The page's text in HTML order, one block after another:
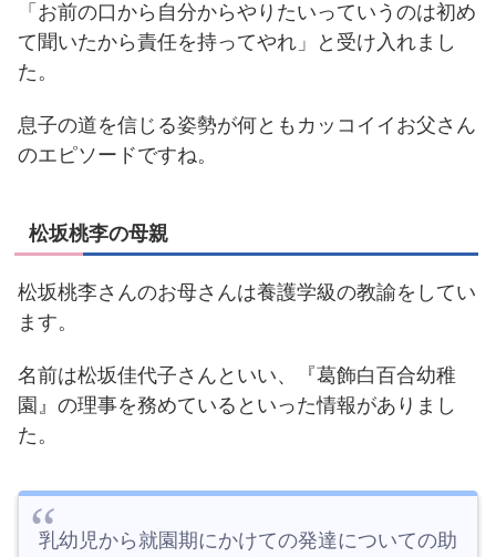
「お前の口から自分からやりたいっていうのは初め
て聞いたから責任を持ってやれ」と受け入れまし
た。
息子の道を信じる姿勢が何ともカッコイイお父さん
のエピソードですね。
松坂桃李の母親
松坂桃李さんのお母さんは養護学級の教諭をしてい
ます。
名前は松坂佳代子さんといい、『葛飾白百合幼稚
園』の理事を務めているといった情報がありまし
た。
乳幼児から就園期にかけての発達についての助